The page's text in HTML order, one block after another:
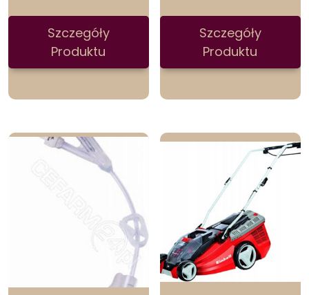
Szczegóły
Produktu
Szczegóły
Produktu